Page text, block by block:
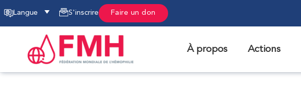
Langue S'inscrire Faire un don
À propos Actions